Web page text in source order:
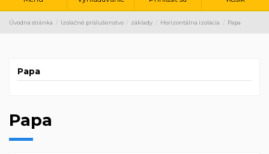
Úvodná stránka Izolačné príslušenstvo základy Horizontálna izolácia Papa
Papa
Papa